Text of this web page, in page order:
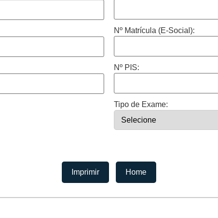
Nº Matrícula (E-Social):
Nº PIS:
Tipo de Exame:
Imprimir Home